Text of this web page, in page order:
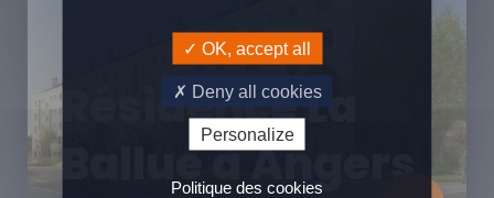
Résidence La
Ballue à Angers
OK, accept all
Deny all cookies
Personalize
Politique des cookies